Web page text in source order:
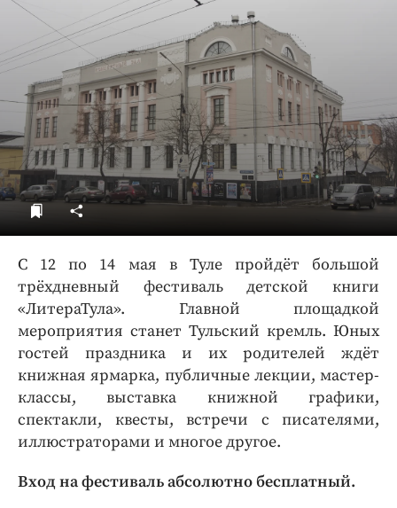
Голодный шпион
С 12 по 14 мая в Туле пройдёт большой
трёхдневный фестиваль детской книги
«ЛитераТула». Главной площадкой
мероприятия станет Тульский кремль. Юных
гостей праздника и их родителей ждёт
книжная ярмарка, публичные лекции, мастер-
классы, выставка книжной графики,
спектакли, квесты, встречи с писателями,
иллюстраторами и многое другое.
Вход на фестиваль абсолютно бесплатный.